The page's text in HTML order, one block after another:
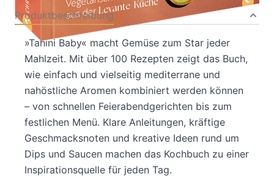
Produktbeschreibung
»Tahini Baby« macht Gemüse zum Star jeder
Mahlzeit. Mit über 100 Rezepten zeigt das Buch,
wie einfach und vielseitig mediterrane und
nahöstliche Aromen kombiniert werden können
– von schnellen Feierabendgerichten bis zum
festlichen Menü. Klare Anleitungen, kräftige
Geschmacksnoten und kreative Ideen rund um
Dips und Saucen machen das Kochbuch zu einer
Inspirationsquelle für jeden Tag.